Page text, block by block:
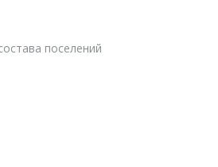
поселений